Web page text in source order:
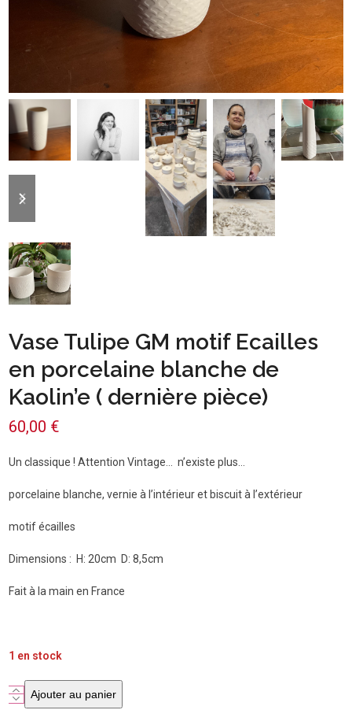
slide
slide
Vase Tulipe GM motif Ecailles
en porcelaine blanche de
Kaolin’e ( dernière pièce)
60,00 €
Un classique ! Attention Vintage… n’existe plus…
porcelaine blanche, vernie à l’intérieur et biscuit à l’extérieur
motif écailles
Dimensions : H: 20cm D: 8,5cm
Fait à la main en France
1 en stock
quantitéAjouter au panier